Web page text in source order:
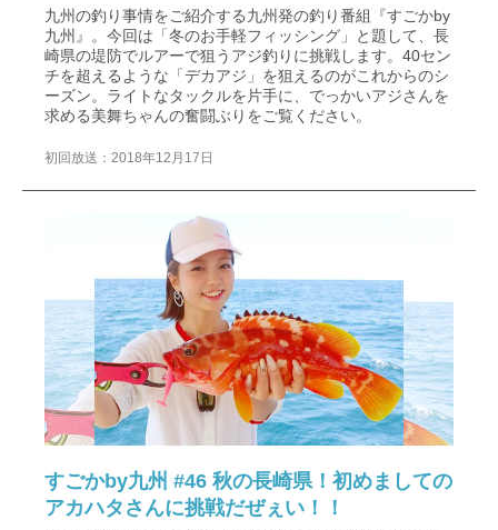
九州の釣り事情をご紹介する九州発の釣り番組『すごかby
九州』。今回は「冬のお手軽フィッシング」と題して、長
崎県の堤防でルアーで狙うアジ釣りに挑戦します。40セン
チを超えるような「デカアジ」を狙えるのがこれからのシ
ーズン。ライトなタックルを片手に、でっかいアジさんを
求める美舞ちゃんの奮闘ぶりをご覧ください。
初回放送：2018年12月17日
すごかby九州 #46 秋の長崎県！初めましての
アカハタさんに挑戦だぜぇい！！